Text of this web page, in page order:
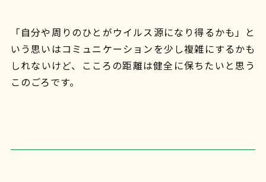
「自分や周りのひとがウイルス源になり得るかも」と
いう思いはコミュニケーションを少し複雑にするかも
しれないけど、こころの距離は健全に保ちたいと思う
このごろです。